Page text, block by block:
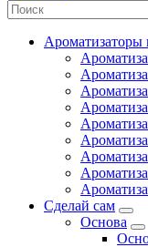
Сделай сам
Основа